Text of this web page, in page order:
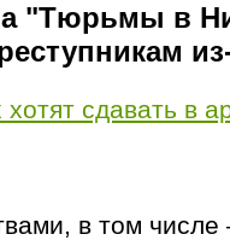
"Тюрьмы в
сдавать в
в том